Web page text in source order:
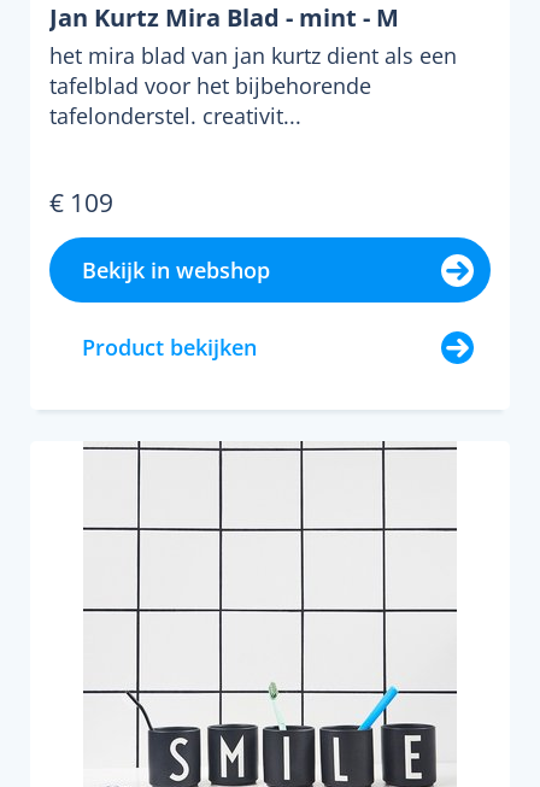
Jan Kurtz Mira Blad - mint - M
het mira blad van jan kurtz dient als een
tafelblad voor het bijbehorende
tafelonderstel. creativit...
€ 109
Bekijk in webshop
Product bekijken